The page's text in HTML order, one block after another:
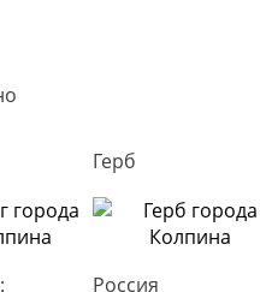
Герб
Россия